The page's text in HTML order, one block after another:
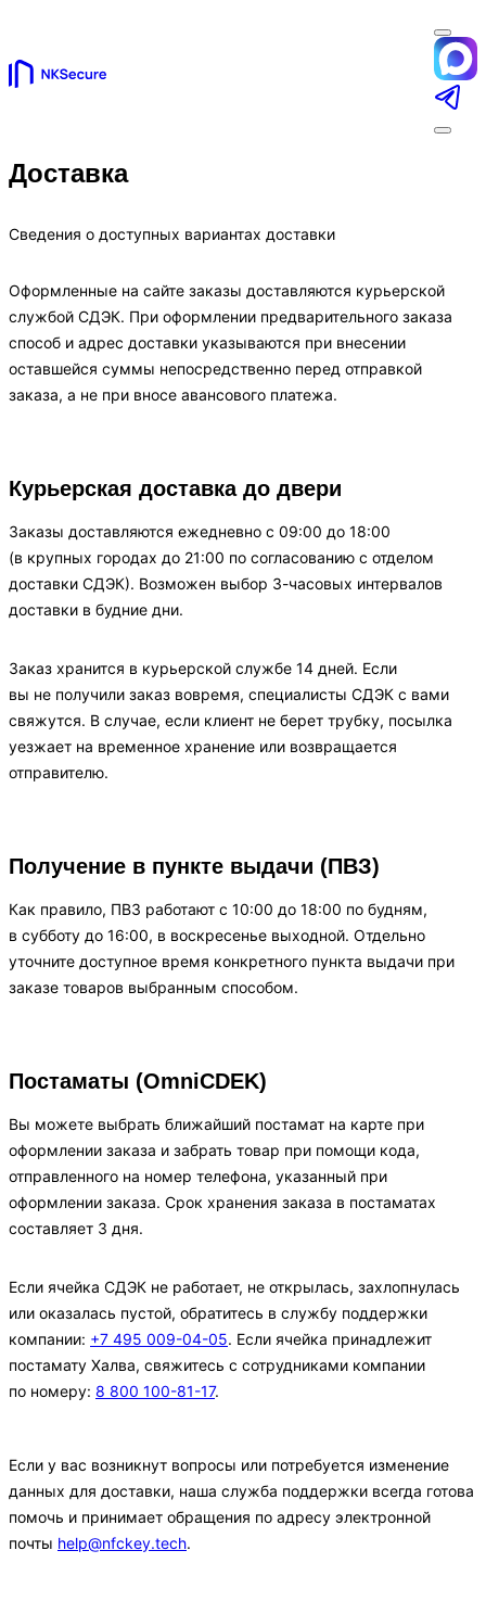
Доставка
Сведения о доступных вариантах доставки
Оформленные на сайте заказы доставляются курьерской
службой СДЭК. При оформлении предварительного заказа
способ и адрес доставки указываются при внесении
оставшейся суммы непосредственно перед отправкой
заказа, а не при вносе авансового платежа.
Курьерская доставка до двери
Заказы доставляются ежедневно с 09:00 до 18:00
(в крупных городах до 21:00 по согласованию с отделом
доставки СДЭК). Возможен выбор 3-часовых интервалов
доставки в будние дни.
Заказ хранится в курьерской службе 14 дней. Если
вы не получили заказ вовремя, специалисты СДЭК с вами
свяжутся. В случае, если клиент не берет трубку, посылка
уезжает на временное хранение или возвращается
отправителю.
Получение в пункте выдачи (ПВЗ)
Как правило, ПВЗ работают с 10:00 до 18:00 по будням,
в субботу до 16:00, в воскресенье выходной. Отдельно
уточните доступное время конкретного пункта выдачи при
заказе товаров выбранным способом.
Постаматы (OmniCDEK)
Вы можете выбрать ближайший постамат на карте при
оформлении заказа и забрать товар при помощи кода,
отправленного на номер телефона, указанный при
оформлении заказа. Срок хранения заказа в постаматах
составляет 3 дня.
Если ячейка СДЭК не работает, не открылась, захлопнулась
или оказалась пустой, обратитесь в службу поддержки
компании: +7 495 009-04-05. Если ячейка принадлежит
постамату Халва, свяжитесь с сотрудниками компании
по номеру: 8 800 100-81-17.
Если у вас возникнут вопросы или потребуется изменение
данных для доставки, наша служба поддержки всегда готова
помочь и принимает обращения по адресу электронной
почты help@nfckey.tech.